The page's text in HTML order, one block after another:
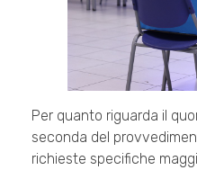
Per quanto riguarda il
seconda del
richieste specifiche